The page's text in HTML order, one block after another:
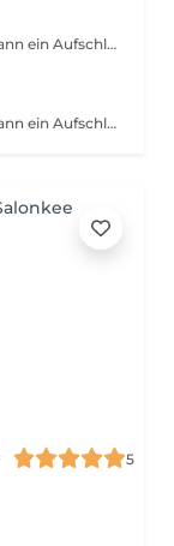
Hinweis: Bei Langen Haaren, je nach Länge kann ein Aufschlag bis zu 7€ durch den Mehraufwand aufkommen.
Hinweis: Bei Langen Haaren, je nach Länge kann ein Aufschlag bis zu 7€ durch den Mehraufwand aufkommen.
5